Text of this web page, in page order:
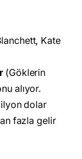
Kate
(Göklerin
alıyor.
dolar
fazla gelir